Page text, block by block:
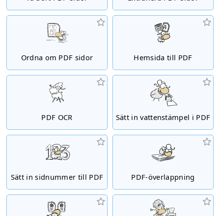
Ordna om PDF sidor Hemsida till PDF
PDF OCR Sätt in vattenstämpel i PDF
Sätt in sidnummer till PDF PDF-överlappning